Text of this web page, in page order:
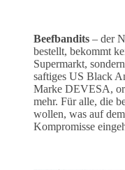
Beefbandits – der
bestellt, bekommt
Supermarkt,
saftiges US Black
Marke DEVESA,
mehr. Für alle, die
wollen, was auf
Kompromisse